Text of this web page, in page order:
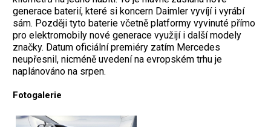
generace baterií, které si koncern Daimler vyvíjí i vyrábí
sám. Později tyto baterie včetně platformy vyvinuté přímo
pro elektromobily nové generace využijí i další modely
značky. Datum oficiální premiéry zatím Mercedes
neupřesnil, nicméně uvedení na evropském trhu je
naplánováno na srpen.
Fotogalerie